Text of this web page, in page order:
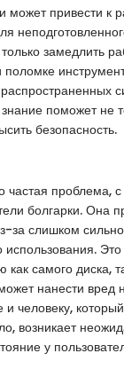
может привести к
замедлить
поломке
поможет не
безопасность.
частая проблема, с
болгарки. Она
за слишком
использования.
самого диска,
нанести вред
человеку,
возникает
у